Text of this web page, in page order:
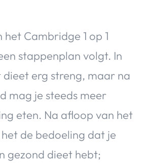
Cambridge 1 op 1
stappenplan volgt. In
dieet erg streng, maar na
mag je steeds meer
eten. Na afloop van het
de bedoeling dat je
gezond dieet hebt;